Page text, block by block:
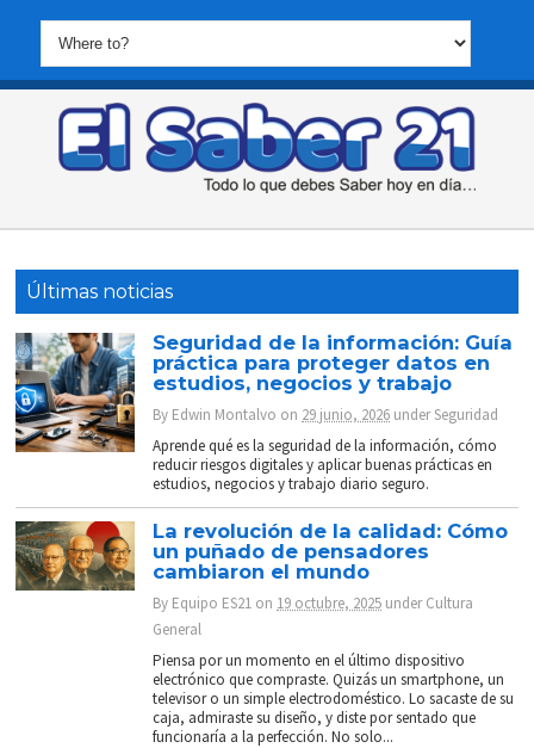
Últimas noticias
Seguridad de la información: Guía
práctica para proteger datos en
estudios, negocios y trabajo
By Edwin Montalvo on 29 junio, 2026 underSeguridad
Aprende qué es la seguridad de la información, cómo
reducir riesgos digitales y aplicar buenas prácticas en
estudios, negocios y trabajo diario seguro.
La revolución de la calidad: Cómo
un puñado de pensadores
cambiaron el mundo
By Equipo ES21 on 19 octubre, 2025 underCultura
General
Piensa por un momento en el último dispositivo
electrónico que compraste. Quizás un smartphone, un
televisor o un simple electrodoméstico. Lo sacaste de su
caja, admiraste su diseño, y diste por sentado que
funcionaría a la perfección. No solo...